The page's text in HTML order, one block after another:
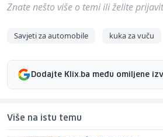
Znate nešto više o temi ili želite
Savjeti za automobile kuka za vuču
Dodajte Klix.ba među omiljene
Više na istu temu